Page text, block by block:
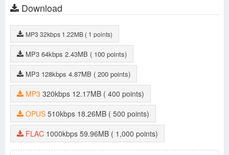
Download
MP3 32kbps 1.22MB ( 1 points)
MP3 64kbps 2.43MB ( 100 points)
MP3 128kbps 4.87MB ( 200 points)
MP3 320kbps 12.17MB
( 400 points)
OPUS 510kbps 18.26MB
( 500 points)
FLAC 1000kbps 59.96MB ( 1,000 points)